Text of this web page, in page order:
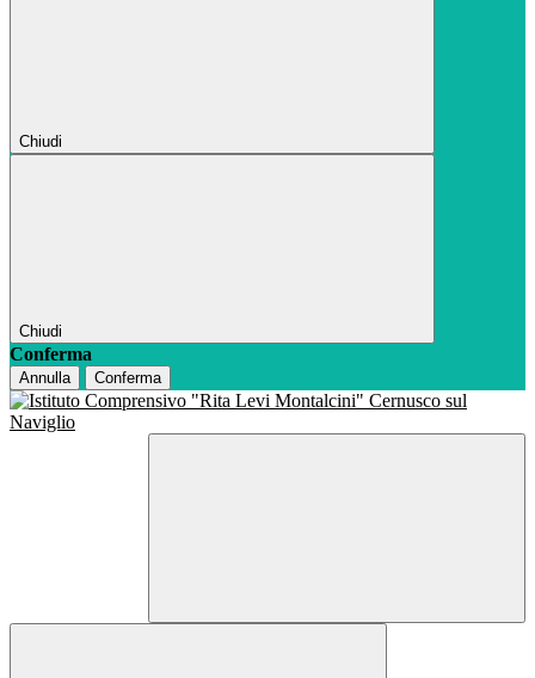
Chiudi
Chiudi
Conferma
Annulla Conferma